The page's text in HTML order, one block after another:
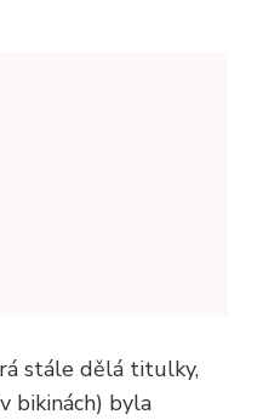
stále dělá titulky,
bikinách) byla